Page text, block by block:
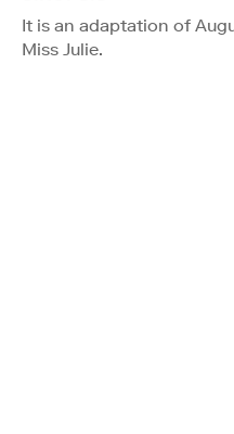
It is an adaptation of
Miss Julie.